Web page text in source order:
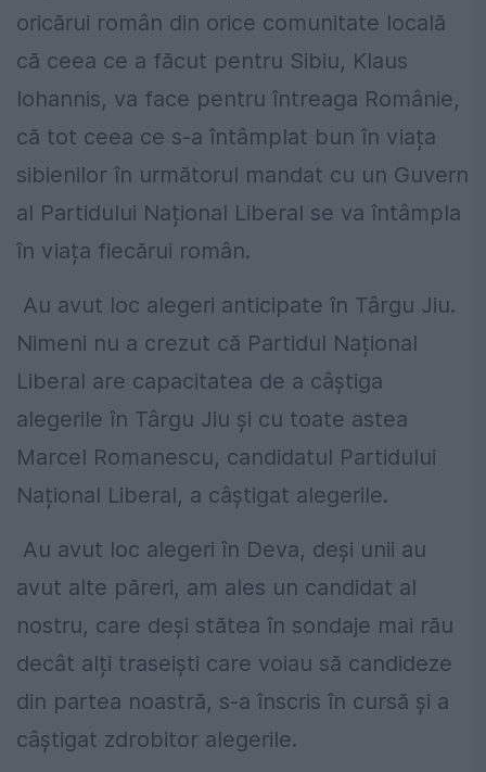
oricărui român din orice comunitate locală
că ceea ce a făcut pentru Sibiu, Klaus
Iohannis, va face pentru întreaga Românie,
că tot ceea ce s-a întâmplat bun în viața
sibienilor în următorul mandat cu un Guvern
al Partidului Național Liberal se va întâmpla
în viața fiecărui român.
Au avut loc alegeri anticipate în Târgu Jiu.
Nimeni nu a crezut că Partidul Național
Liberal are capacitatea de a câștiga
alegerile în Târgu Jiu și cu toate astea
Marcel Romanescu, candidatul Partidului
Național Liberal, a câștigat alegerile.
Au avut loc alegeri în Deva, deși unii au
avut alte păreri, am ales un candidat al
nostru, care deși stătea în sondaje mai rău
decât alți traseiști care voiau să candideze
din partea noastră, s-a înscris în cursă și a
câștigat zdrobitor alegerile.